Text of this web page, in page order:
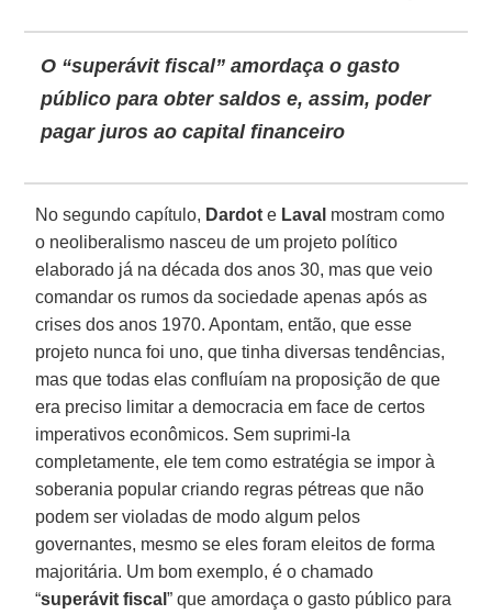
O “superávit fiscal” amordaça o gasto
público para obter saldos e, assim, poder
pagar juros ao capital financeiro
No segundo capítulo, Dardot e Laval mostram como
o neoliberalismo nasceu de um projeto político
elaborado já na década dos anos 30, mas que veio
comandar os rumos da sociedade apenas após as
crises dos anos 1970. Apontam, então, que esse
projeto nunca foi uno, que tinha diversas tendências,
mas que todas elas confluíam na proposição de que
era preciso limitar a democracia em face de certos
imperativos econômicos. Sem suprimi-la
completamente, ele tem como estratégia se impor à
soberania popular criando regras pétreas que não
podem ser violadas de modo algum pelos
governantes, mesmo se eles foram eleitos de forma
majoritária. Um bom exemplo, é o chamado
“superávit fiscal” que amordaça o gasto público para